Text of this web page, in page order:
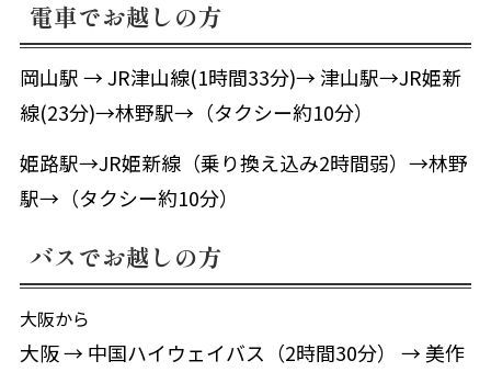
電車でお越しの方
岡山駅 → JR津山線(1時間33分)→ 津山駅→JR姫新
線(23分)→林野駅→（タクシー約10分）
姫路駅→JR姫新線（乗り換え込み2時間弱）→林野
駅→（タクシー約10分）
バスでお越しの方
大阪から
大阪 → 中国ハイウェイバス（2時間30分） → 美作